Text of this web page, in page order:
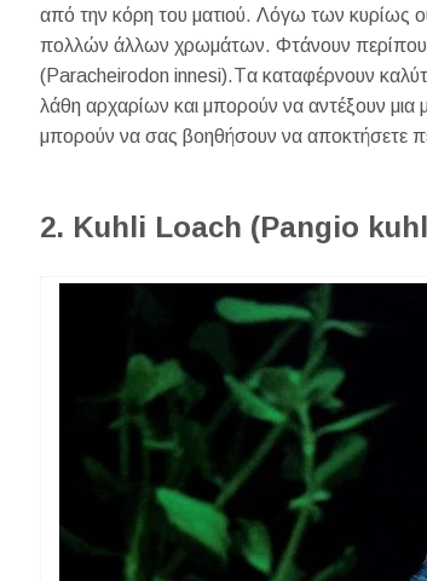
από την κόρη του ματιού. Λόγω των κυρίως
πολλών άλλων χρωμάτων. Φτάνουν περίπου
(Paracheirodon innesi).Tα καταφέρνουν
λάθη αρχαρίων και μπορούν να αντέξουν μια
μπορούν να σας βοηθήσουν να αποκτήσετε
2. Kuhli Loach (Pangio